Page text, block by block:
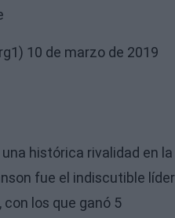
10 de marzo de 2019
histórica rivalidad en la
fue el indiscutible líder
con los que ganó 5